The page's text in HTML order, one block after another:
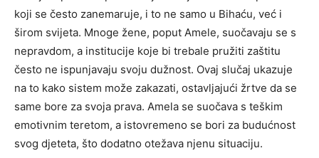
koji se često zanemaruje, i to ne samo u Bihaću, već i
širom svijeta. Mnoge žene, poput Amele, suočavaju se s
nepravdom, a institucije koje bi trebale pružiti zaštitu
često ne ispunjavaju svoju dužnost. Ovaj slučaj ukazuje
na to kako sistem može zakazati, ostavljajući žrtve da se
same bore za svoja prava. Amela se suočava s teškim
emotivnim teretom, a istovremeno se bori za budućnost
svog djeteta, što dodatno otežava njenu situaciju.